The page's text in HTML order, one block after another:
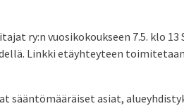
ry:n vuosikokoukseen 7.5. klo
Linkki etäyhteyteen
sääntömääräiset asiat,